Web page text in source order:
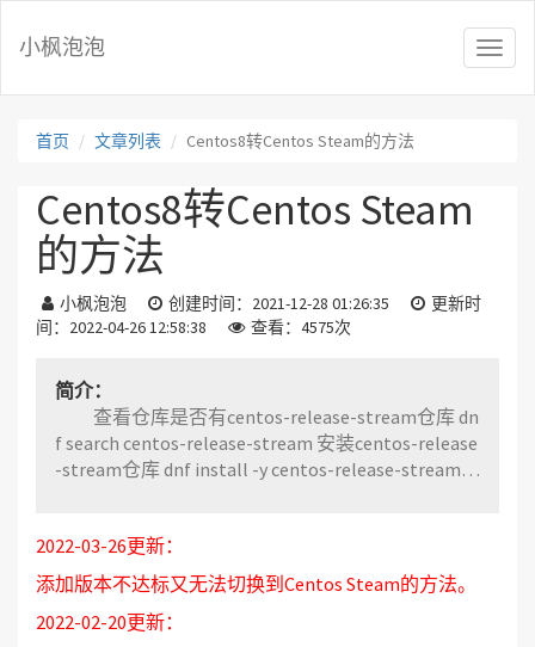
T
o
g
小枫泡泡
首页 文章列表 Centos8转Centos Steam的方法
Centos8转Centos Steam
的方法
小枫泡泡 创建时间：2021-12-28 01:26:35
更新时
间：2022-04-26 12:58:38
查看：4575次
简介：
查看仓库是否有centos-release-stream仓库 dn
f search centos-release-stream 安装centos-release
-stream仓库 dnf install -y centos-release-stream
s centos-stream-repos ​将已安装的软件包同步到最
新的可用版本......
2022-03-26更新：
添加版本不达标又无法切换到Centos Steam的方法。
2022-02-20更新：